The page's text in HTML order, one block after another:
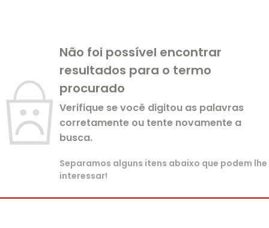
Não foi possível encontrar
resultados para o termo
procurado
Verifique se você digitou as palavras
corretamente ou tente novamente a
busca.
Separamos alguns itens abaixo que podem lhe
interessar!